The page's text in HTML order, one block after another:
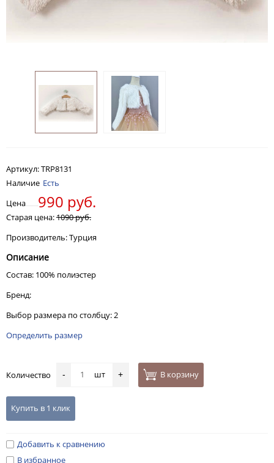
Артикул:TRP8131
Наличие Есть
Цена
990 руб.
Старая цена:1090 руб.
Производитель: Турция
Описание
Состав: 100% полиэстер
Бренд:
Выбор размера по столбцу: 2
Определить размер
Количество - шт + В корзину
Купить в 1 клик
Добавить к сравнению
В избранное